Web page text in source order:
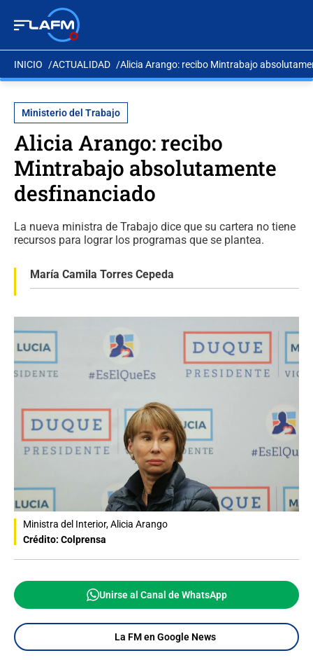
INICIO ACTUALIDAD Alicia Arango: recibo Mintrabajo
Ministerio del Trabajo
Alicia Arango: recibo
Mintrabajo absolutamente
desfinanciado
La nueva ministra de Trabajo dice que su cartera no tiene
recursos para lograr los programas que se plantea.
María Camila Torres Cepeda
Ministra del Interior, Alicia Arango
Crédito: Colprensa
Unirse al Canal de WhatsApp
La FM en Google News